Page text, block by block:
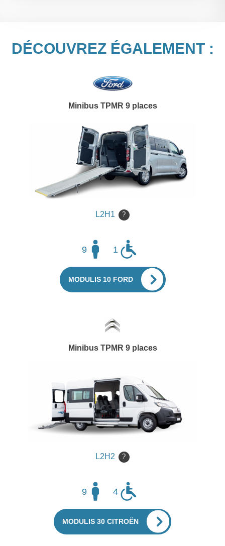
DÉCOUVREZ ÉGALEMENT :
Minibus TPMR 9 places
L2H1 ?
9 1
MODULIS 10 FORD
Minibus TPMR 9 places
L2H2 ?
9 4
MODULIS 30 CITROËN